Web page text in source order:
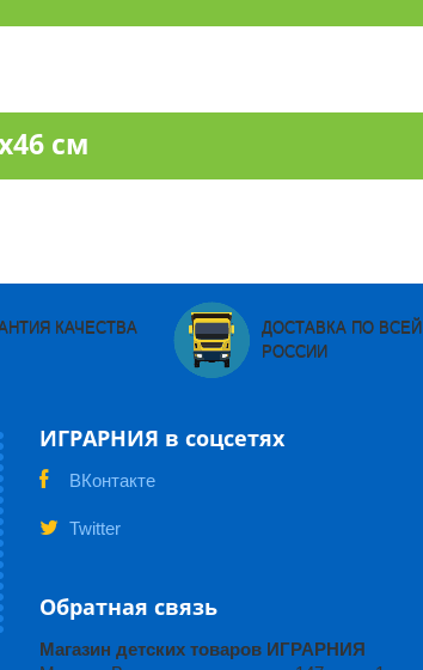
см
КАЧЕСТВА
ДОСТАВКА ПО ВСЕЙ
РОССИИ
ИГРАРНИЯ в соцсетях
ВКонтакте
Twitter
Обратная связь
Магазин детских товаров ИГРАРНИЯ